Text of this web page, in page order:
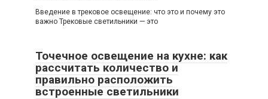
Введение в трековое освещение: что это и почему это
важно Трековые светильники — это
Точечное освещение на кухне: как
рассчитать количество и
правильно расположить
встроенные светильники